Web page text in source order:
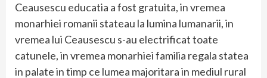
Ceausescu educatia a fost gratuita, in vremea
monarhiei romanii stateau la lumina lumanarii, in
vremea lui Ceausescu s-au electrificat toate
catunele, in vremea monarhiei familia regala statea
in palate in timp ce lumea majoritara in mediul rural